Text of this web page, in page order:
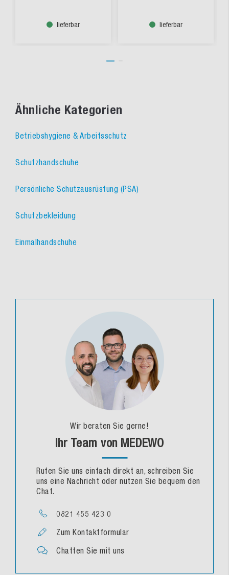
lieferbar lieferbar
Ähnliche Kategorien
Betriebshygiene & Arbeitsschutz
Schutzhandschuhe
Persönliche Schutzausrüstung (PSA)
Schutzbekleidung
Einmalhandschuhe
Wir beraten Sie gerne!
Ihr Team von MEDEWO
Rufen Sie uns einfach direkt an, schreiben Sie
uns eine Nachricht oder nutzen Sie bequem den
Chat.
0821 455 423 0
Zum Kontaktformular
Chatten Sie mit uns